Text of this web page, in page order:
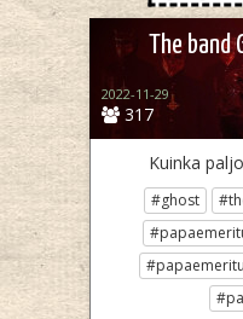
The band
317
2022-11-29
Kuinka
#ghost